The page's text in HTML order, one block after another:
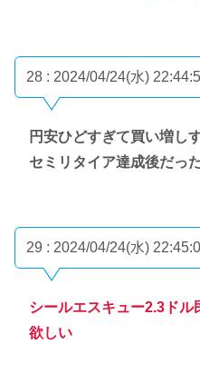
28 : 2024/04/24(水)
円安ひどすぎて買い増し
セミリタイア達成後だっ
29 : 2024/04/24(水)
シールエスキュー2.3ド
欲しい